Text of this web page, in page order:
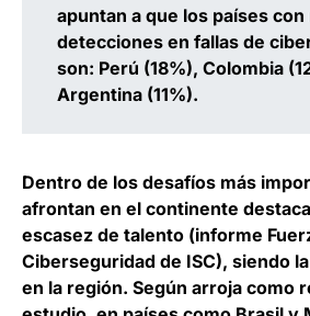
apuntan a que los países con
detecciones en fallas de
son: Perú (18%), Colombia
Argentina (11%).
Dentro de los desafíos más
afrontan en el continente
escasez de talento (informe
Ciberseguridad de ISC), siendo
en la región. Según arroja como